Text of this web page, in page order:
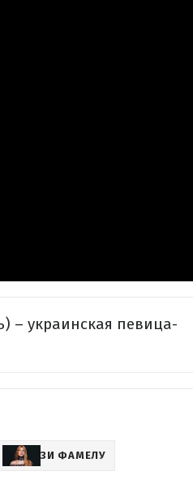
– украинская певица-
ЗИ ФАМЕЛУ